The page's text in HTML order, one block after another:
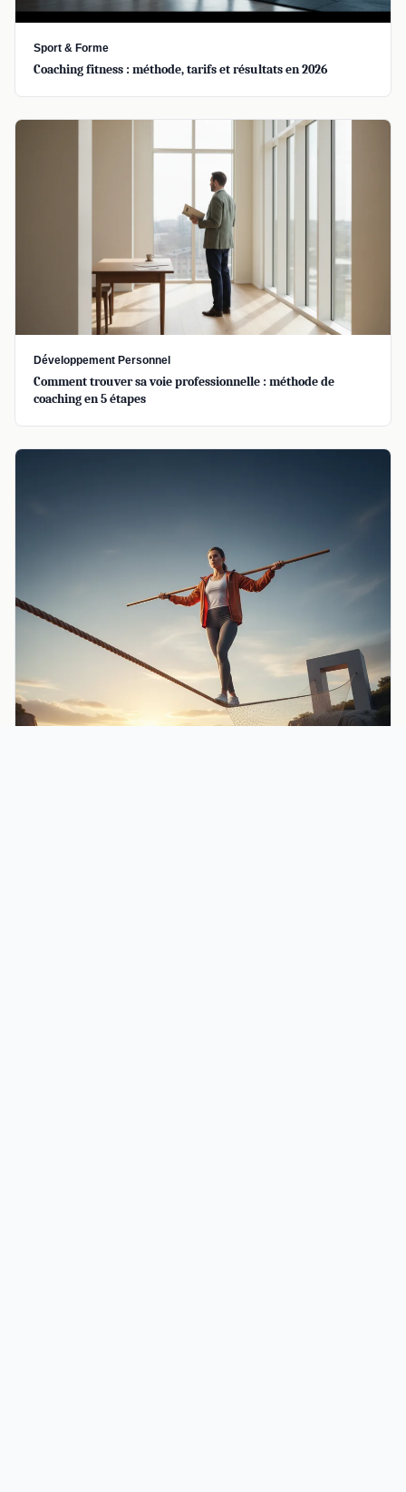
Sport & Forme
Coaching fitness : méthode, tarifs et résultats en 2026
Développement Personnel
Comment trouver sa voie professionnelle : méthode de
coaching en 5 étapes